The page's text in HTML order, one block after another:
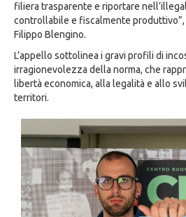
filiera trasparente e riportare
controllabile e fiscalmente produttivo”,
Filippo Blengino.
L’appello sottolinea i gravi profili di
irragionevolezza della norma, che
libertà economica, alla legalità e allo
territori.